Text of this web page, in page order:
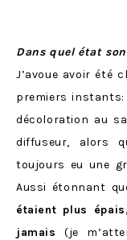
Dans quel état
J’avoue avoir été
premiers instants:
décoloration au
diffuseur, alors
toujours eu une
Aussi étonnant
étaient plus
jamais (je